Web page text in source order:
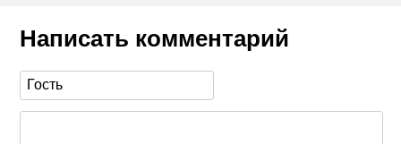
Написать комментарий